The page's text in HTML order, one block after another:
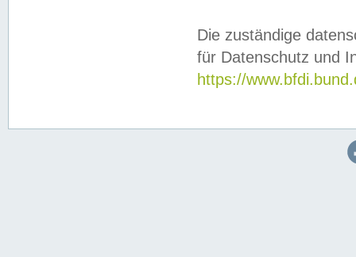
Die zuständige
für Datenschutz und
https://